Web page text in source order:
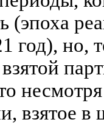
(эпоха
год), но,
взятое